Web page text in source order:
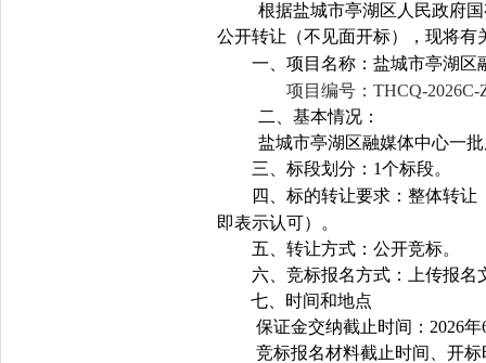
根据盐城市亭湖区人民政府
公开转让（不见面开标），现将有
一、 项目名称：盐城市亭湖区
项目编号：THCQ-2026C-
二、基本情况：
盐城市亭湖区融媒体中心一
三、标段划分：1个标段。
四、标的转让要求：整体转
即表示认可）。
五、转让方式：公开竞标。
六、竞标报名方式：上传报名
七、时间和地点
保证金交纳截止时间：2026
竞标报名材料截止时间、开